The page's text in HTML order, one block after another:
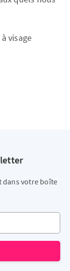
visage
dans votre boîte